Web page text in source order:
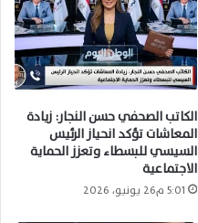
الكاتب الصحفي حسن النجار: زيادة
المعاشات تؤكد انحياز الرئيس
السيسي للبسطاء وتعزز الحماية
الاجتماعية
5:01 م26 يونيو، 2026